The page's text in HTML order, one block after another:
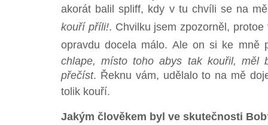
akorát balil spliff, kdy v tu chvíli se na
kouří příli!. Chvilku jsem zpozorněl,
opravdu docela málo. Ale on si ke
chlape, místo toho abys tak kouřil,
přečíst. Řeknu vám, udělalo to na mě
tolik kouří.
Jakým člověkem byl ve skutečnosti